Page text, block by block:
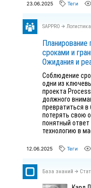
23.06.2025 Теги
SAPPRO Логистика
Планирование
сроками и
Ожидания и
Соблюдение
одни из
проекта
должного
превратиться в
потерять свою
понятный ответ
технологию в
12.06.2025 Теги
База знаний